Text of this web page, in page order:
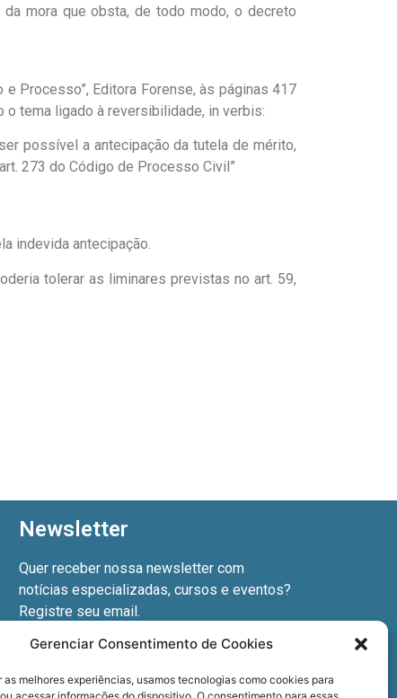
Gerenciar Consentimento de Cookies
as melhores experiências, usamos tecnologias como cookies para
mora que obsta, de todo modo, o decreto
Processo”, Editora Forense, às páginas 417
tema ligado à reversibilidade, in verbis:
possível a antecipação da tutela de mérito,
273 do Código de Processo Civil”
indevida antecipação.
tolerar as liminares previstas no art. 59,
Newsletter
Quer receber nossa newsletter com
notícias especializadas, cursos e eventos?
Registre seu email.